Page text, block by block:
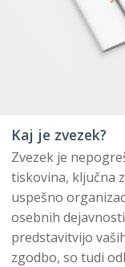
Kaj je zvezek?
Zvezek je
tiskovina, ključna
uspešno
osebnih
predstavitvijo
zgodbo, so tudi